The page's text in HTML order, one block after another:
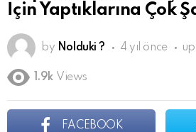
İçin Yaptıklarına Çok
by Nolduki ? 4 yıl önce
1.9k Views
FACEBOOK